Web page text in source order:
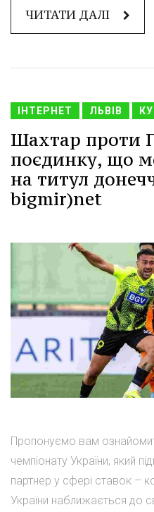
ЧИТАТИ ДАЛІ
ІНТЕРНЕТ ЛЬВІВ
Шахтар проти
поєдинку, що
на титул
bigmir)net
Пропонуємо вам
чемпіонату України, який
партнер у сфері ставок –
України наближається до